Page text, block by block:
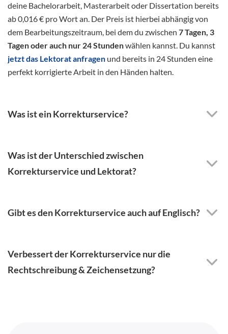
deine Bachelorarbeit, Masterarbeit oder Dissertation bereits
ab 0,016 € pro Wort an. Der Preis ist hierbei abhängig von
dem Bearbeitungszeitraum, bei dem du zwischen 7 Tagen, 3
Tagen oder auch nur 24 Stundenwählen kannst. Du kannst
jetzt das Lektorat anfragen und bereits in 24 Stunden eine
perfekt korrigierte Arbeit in den Händen halten.
Was ist ein Korrekturservice?
Was ist der Unterschied zwischen
Korrekturservice und Lektorat?
Gibt es den Korrekturservice auch auf Englisch?
Verbessert der Korrekturservice nur die
Rechtschreibung & Zeichensetzung?